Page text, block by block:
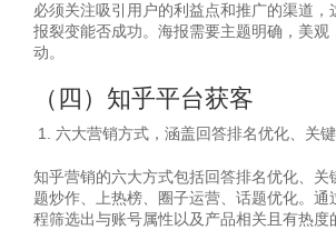
必须关注吸引用户的利益点和推广的渠道，
报裂变能否成功。海报需要主题明确，美观
动。
（四）知乎平台获客
六大营销方式，涵盖回答排名优化、关键
知乎营销的六大方式包括回答排名优化、关
题炒作、上热榜、圈子运营、话题优化。通
程筛选出与账号属性以及产品相关且有热度